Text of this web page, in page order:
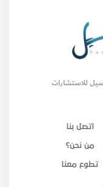
اتصل بنا
من نحن؟
تطوع معنا